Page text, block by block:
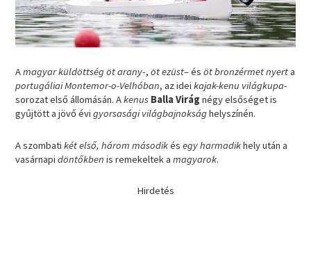
Amagyar küldöttség öt arany-,öt ezüst– ésöt bronzérmet nyerta
portugáliai Montemor-o-Velhóban, az ideikajak-kenu világkupa-
sorozat első állomásán. Akenus Balla Virág négy elsőséget is
gyűjtött a jövő évigyorsasági világbajnoksághelyszínén.
A szombatikét első, három másodikésegy harmadikhely után a
vasárnapidöntőkben is remekeltek amagyarok.
Hirdetés